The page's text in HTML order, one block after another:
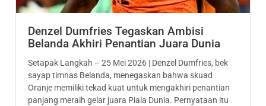
Denzel Dumfries Tegaskan Ambisi
Belanda Akhiri Penantian Juara Dunia
Setapak Langkah – 25 Mei 2026 | Denzel Dumfries, bek
sayap timnas Belanda, menegaskan bahwa skuad
Oranje memiliki tekad kuat untuk mengakhiri penantian
panjang meraih gelar juara Piala Dunia. Pernyataan itu